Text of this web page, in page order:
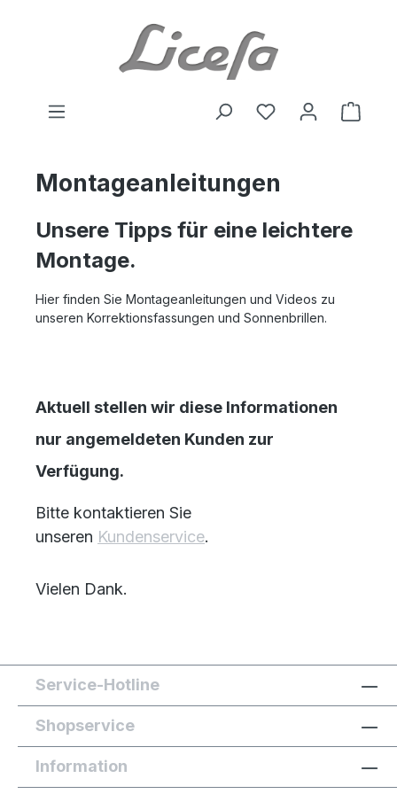
Du hast 0
Montageanleitungen
Unsere Tipps für eine leichtere
Montage.
Hier finden Sie Montageanleitungen und Videos zu
unseren Korrektionsfassungen und Sonnenbrillen.
Aktuell stellen wir diese Informationen
nur angemeldeten Kunden zur
Verfügung.
Bitte kontaktieren Sie
unseren Kundenservice.
Vielen Dank.
Service-Hotline
Shopservice
Information